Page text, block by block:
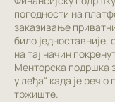
погодности на
заказивање
било једноставније,
на тај начин
Менторска подршка
у леђа“ када је реч
тржиште.